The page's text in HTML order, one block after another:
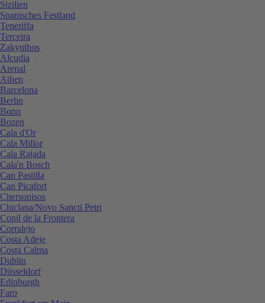
Sizilien
Spanisches Festland
Teneriffa
Terceira
Zakynthos
Alcudia
Arenal
Athen
Barcelona
Berlin
Bonn
Bozen
Cala d'Or
Cala Millor
Cala Rajada
Cala'n Bosch
Can Pastilla
Can Picafort
Chersonisos
Chiclana/Novo Sancti Petri
Conil de la Frontera
Corralejo
Costa Adeje
Costa Calma
Dublin
Düsseldorf
Edinburgh
Faro